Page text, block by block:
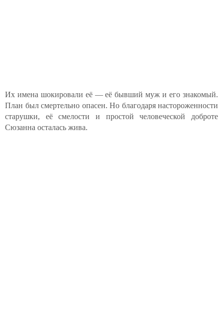
Их имена шокировали её — её бывший муж и его знакомый.
План был смертельно опасен. Но благодаря настороженности
старушки, её смелости и простой человеческой доброте
Сюзанна осталась жива.